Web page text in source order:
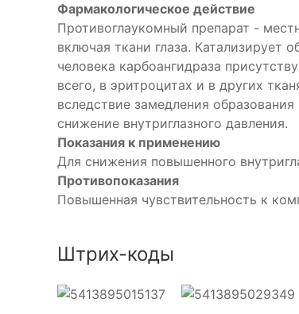
Фармакологическое действие
Противоглаукомный препарат -
включая ткани глаза. Катализирует
человека карбоангидраза
всего, в эритроцитах и в других
вследствие замедления
снижение внутриглазного давления.
Показания к применению
Для снижения повышенного
Противопоказания
Повышенная чувствительность к
Штрих-коды